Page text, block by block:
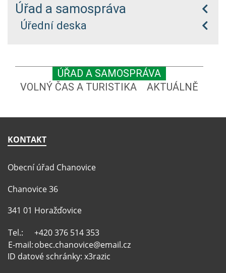
Úřad a samospráva
Úřední deska
ÚŘAD A SAMOSPRÁVA
VOLNÝ ČAS A TURISTIKA
AKTUÁLNĚ
KONTAKT
Obecní úřad Chanovice
Chanovice 36
341 01 Horažďovice
Tel.:
+420 376 514 353
E-mail:obec.chanovice@email.cz
ID datové schránky: x3razic